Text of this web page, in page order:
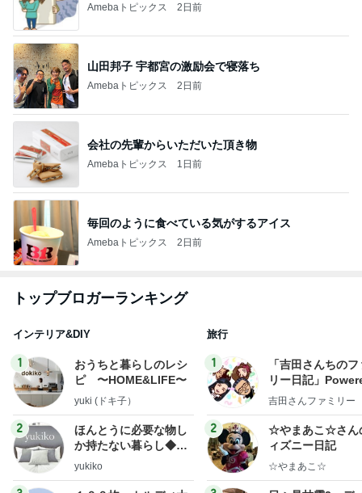
Amebaトピックス 2日前
山田邦子 宇都宮の激励会で寝落ち
Amebaトピックス 2日前
会社の先輩からいただいた頂き物
Amebaトピックス 1日前
毎回のように食べている気がするアイス
Amebaトピックス 2日前
トップブロガーランキング
インテリア&DIY
1
おうちと暮らしのレシ
ピ 〜HOME&LIFE〜
yuki (ドキ子）
2
ほんとうに必要な物し
か持たない暮らし◆Ke
ep Life Simple◆〜イ
yukiko
旅行
1
「吉田さんちの
リー日記」
y Ameba 吉田さ
ログ
吉田さんファミリー
2
☆やまあこ☆さん
ィズニー日記
☆やまあこ☆